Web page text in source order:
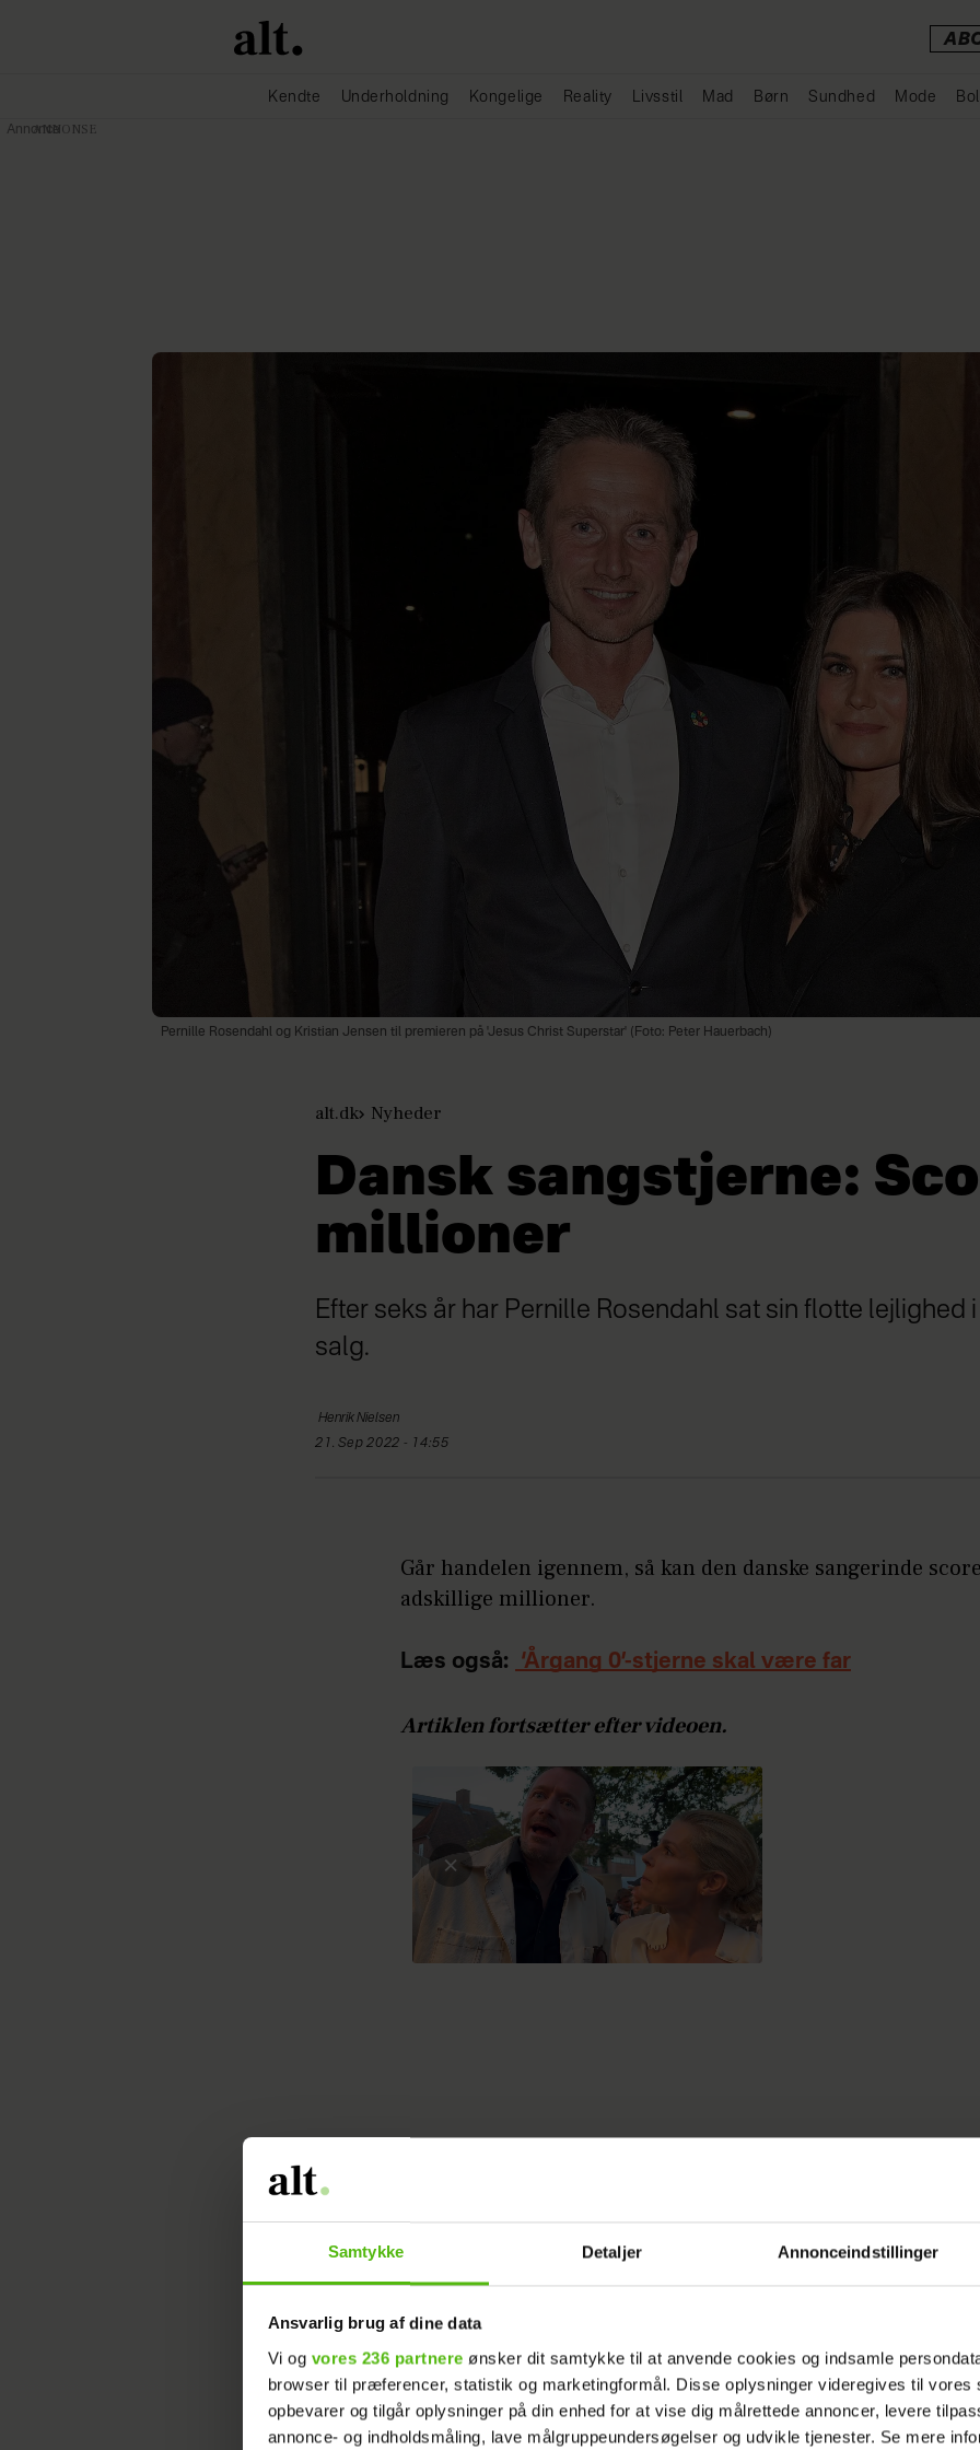
Samtykke Detaljer Annonceindstillinger
Ansvarlig brug af dine data
Vi og vores 236 partnere ønsker dit samtykke til at anvende cookies og indsamle
browser til præferencer, statistik og marketingformål. Disse oplysninger videregives til vores
opbevarer og tilgår oplysninger på din enhed for at vise dig målrettede annoncer, levere
annonce- og indholdsmåling, lave målgruppeundersøgelser og udvikle tjenester. Se mere
Kendte Underholdning Kongelige Reality Livsstil Mad Børn Sundhed Mode
Pernille Rosendahl og Kristian Jensen til premieren på 'Jesus Christ Superstar' (Foto: Peter Hauerbach)
alt.dk Nyheder
Dansk sangstjerne:
millioner
Efter seks år har Pernille Rosendahl sat sin flotte lejlighed
salg.
HenrikNielsen
21. Sep 2022 - 14:55
Går handelen igennem, så kan den danske sangerinde
adskillige millioner.
Læs også: ‘Årgang 0’-stjerne skal være far
Artiklen fortsætter efter videoen.
København til salg og kan med lidt held score en
Selv har Pernille Rosendahl tidligere afsløret, at grunden
er, at hun og kæresten, politikeren Kristian Jensen, gerne
deres første fælles hjem.
Annonce